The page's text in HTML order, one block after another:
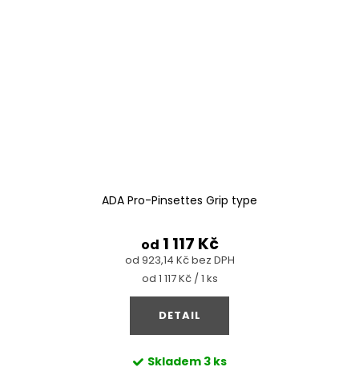
ADA Pro-Pinsettes Grip type
od 923,14 Kč bez DPH
od 1 117 Kč
Měrná
cena:
od 1 117 Kč / 1 ks
DETAIL
Skladem 3 ks